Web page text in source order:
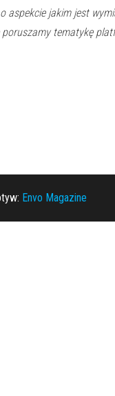
aspekcie jakim jest
poruszamy tematykę
Envo Magazine